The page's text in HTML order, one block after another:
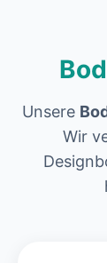
Unsere
Wir